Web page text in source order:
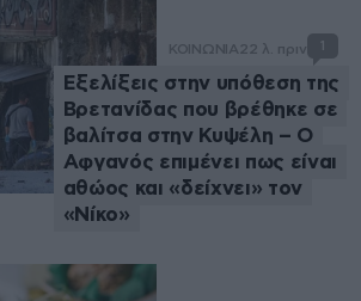
ΚΟΙΝΩΝΙΑ 22 λ. πριν 1
Εξελίξεις στην υπόθεση της
Βρετανίδας που βρέθηκε σε
βαλίτσα στην Κυψέλη – Ο
Αφγανός επιμένει πως είναι
αθώος και «δείχνει» τον
«Νίκο»